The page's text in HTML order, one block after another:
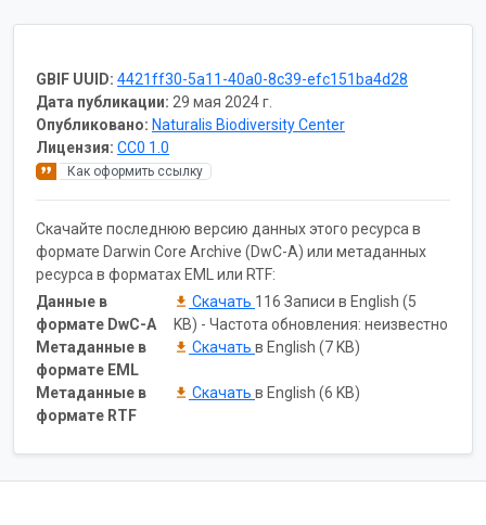
GBIF UUID: 4421ff30-5a11-40a0-8c39-efc151ba4d28
Дата публикации: 29 мая 2024 г.
Опубликовано: Naturalis Biodiversity Center
Лицензия: CC0 1.0
Как оформить ссылку
Скачайте последнюю версию данных этого ресурса в
формате Darwin Core Archive (DwC-A) или метаданных
ресурса в форматах EML или RTF:
Данные в
формате DwC-A
Скачать 116 Записи в English (5
KB) - Частота обновления: неизвестно
Метаданные в
формате EML
Скачать в English (7 KB)
Метаданные в
формате RTF
Скачать в English (6 KB)